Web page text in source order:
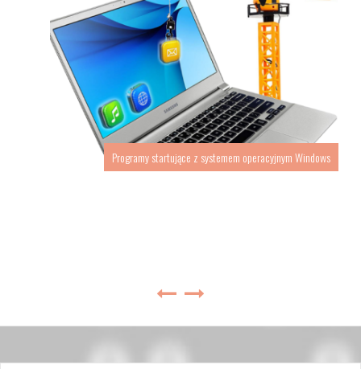
Programy startujące z systemem operacyjnym Windows